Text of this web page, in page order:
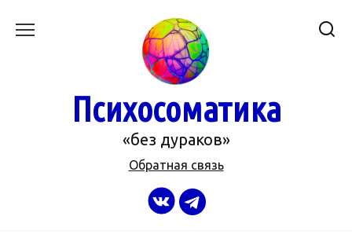
Психосоматика
«без дураков»
Обратная связь